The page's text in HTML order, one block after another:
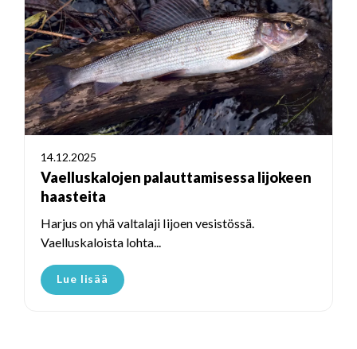
14.12.2025
Vaelluskalojen palauttamisessa Iijokeen
haasteita
Harjus on yhä valtalaji Iijoen vesistössä.
Vaelluskaloista lohta...
Lue lisää